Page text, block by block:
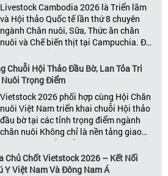
giá trị […]
Livestock Cambodia 2026 là Triển lãm
và Hội thảo Quốc tế lần thứ 8 chuyên
ngành Chăn nuôi, Sữa, Thức ăn chăn
nuôi và Chế biến thịt tại Campuchia. Đây
được đánh giá là một trong những sự
kiện thương mại thường niên uy tín và
đáng chú ý nhất của ngành nông nghiệp
– chăn […]
Chuỗi Hội Thảo Đầu Bờ, Lan Tỏa Tri
Trọng Điểm
Vietstock 2026 phối hợp cùng Hội Chăn
nuôi Việt Nam triển khai chuỗi Hội thảo
đầu bờ tại các tỉnh trọng điểm ngành
chăn nuôi Không chỉ là nền tảng giao
thương hàng đầu của ngành chăn nuôi
và thú y, Vietstock còn là triển lãm duy
nhất tại Việt Nam tổ chức thường niên
Chủ Chốt Vietstock 2026 – Kết Nối
Y Việt Nam Và Đông Nam Á